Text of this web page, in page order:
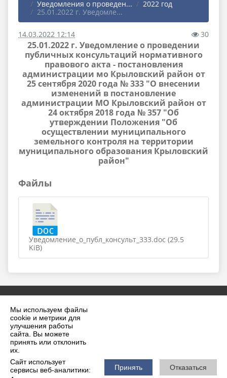
Мы используем файлы
cookie и метрики для
улучшения работы
сайта. Вы можете
принять или отклонить
их.
Сайт использует
сервисы веб-аналитики:
Принять Отказаться
Уведомления о проведен...
2022 год
25.01.2022 г. Уведомле...
14.03.2022 12:14 30
25.01.2022 г. Уведомление о проведении
публичных консультаций нормативного
правового акта - постановления
администрации мо Крыловский район от
25 сентября 2020 года № 333 "О внесении
изменений в постановление
администрации МО Крыловский район от
24 октября 2018 года № 357 "Об
утверждении Положения "Об
осуществлении муниципального
земельного контроля на территории
муниципального образования Крыловский
район"
Файлы
Уведомление_о_публ_консульт_333.doc (29.5
KiB)
2026 г. krilovskaya.ru
Вход
Карта сайта
Политика обработки персональных данных